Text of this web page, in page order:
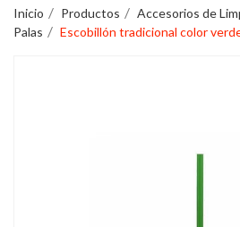
Inicio Productos Accesorios de
Palas
Escobillón tradicional color